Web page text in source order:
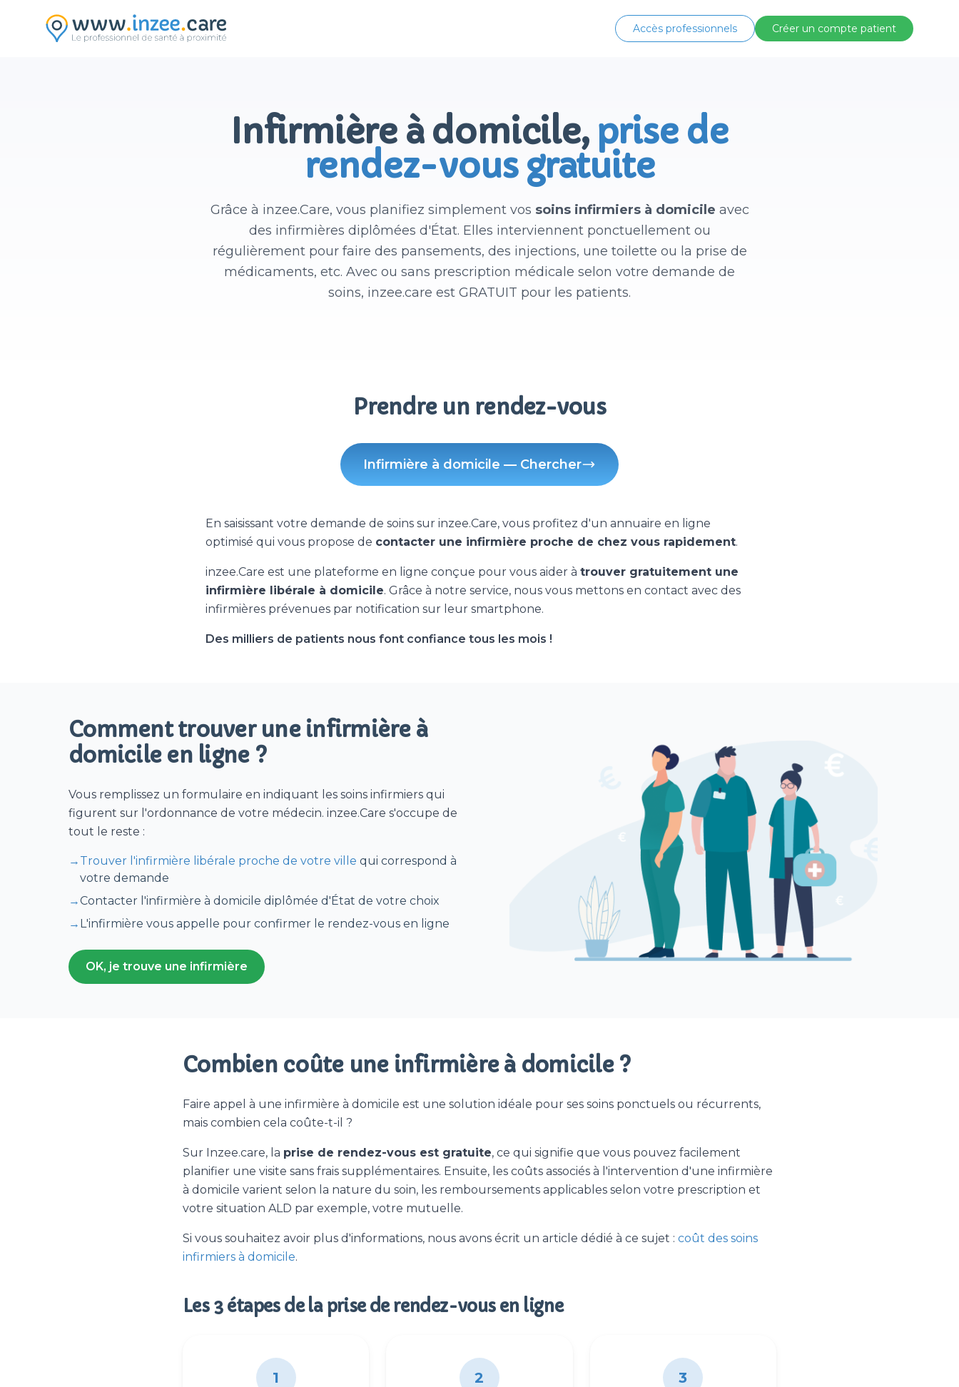
Accès professionnels Créer un compte patient
Infirmière à domicile, prise de
rendez-vous gratuite
Grâce à inzee.Care, vous planifiez simplement vos soins infirmiers à domicile avec
des infirmières diplômées d'État. Elles interviennent ponctuellement ou
régulièrement pour faire des pansements, des injections, une toilette ou la prise de
médicaments, etc. Avec ou sans prescription médicale selon votre demande de
soins, inzee.care est GRATUIT pour les patients.
Prendre un rendez-vous
Infirmière à domicile — Chercher
En saisissant votre demande de soins sur inzee.Care, vous profitez d'un annuaire en ligne
optimisé qui vous propose de contacter une infirmière proche de chez vous rapidement.
inzee.Care est une plateforme en ligne conçue pour vous aider à trouver gratuitement une
infirmière libérale à domicile. Grâce à notre service, nous vous mettons en contact avec des
infirmières prévenues par notification sur leur smartphone.
Des milliers de patients nous font confiance tous les mois !
Comment trouver une infirmière à
domicile en ligne ?
Vous remplissez un formulaire en indiquant les soins infirmiers qui
figurent sur l'ordonnance de votre médecin. inzee.Care s'occupe de
tout le reste :
→ Trouver l'infirmière libérale proche de votre ville qui correspond à
votre demande
→Contacter l'infirmière à domicile diplômée d'État de votre choix
→ L'infirmière vous appelle pour confirmer le rendez-vous en ligne
OK, je trouve une infirmière
Combien coûte une infirmière à domicile ?
Faire appel à une infirmière à domicile est une solution idéale pour ses soins ponctuels ou récurrents,
mais combien cela coûte-t-il ?
Sur Inzee.care, la prise de rendez-vous est gratuite, ce qui signifie que vous pouvez facilement
planifier une visite sans frais supplémentaires. Ensuite, les coûts associés à l'intervention d'une infirmière
à domicile varient selon la nature du soin, les remboursements applicables selon votre prescription et
votre situation ALD par exemple, votre mutuelle.
Si vous souhaitez avoir plus d'informations, nous avons écrit un article dédié à ce sujet : coût des soins
infirmiers à domicile.
Les 3 étapes de la prise de rendez-vous en ligne
1 2 3